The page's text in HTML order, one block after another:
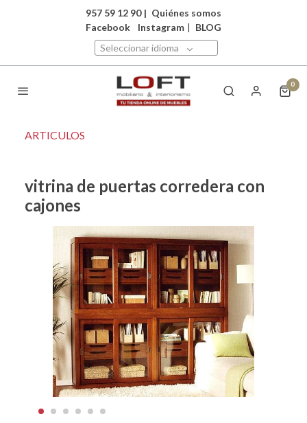
957 59 12 90 | Quiénes somos
Facebook
Instagram | BLOG
Seleccionar idioma
0
ARTICULOS
vitrina de puertas corredera con
cajones